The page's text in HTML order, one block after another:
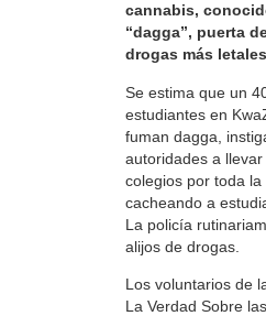
cannabis,
“dagga”, puerta
drogas más
Se estima que un
estudiantes en
fuman dagga,
autoridades a
colegios por toda la
cacheando a
La policía
alijos de drogas.
Los voluntarios de
La Verdad Sobre